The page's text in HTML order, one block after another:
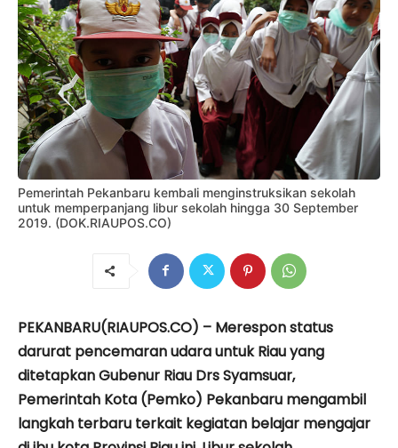
Pemerintah Pekanbaru kembali menginstruksikan sekolah
untuk memperpanjang libur sekolah hingga 30 September
2019. (DOK.RIAUPOS.CO)
PEKANBARU(RIAUPOS.CO) – Merespon status
darurat pencemaran udara untuk Riau yang
ditetapkan Gubenur Riau Drs Syamsuar,
Pemerintah Kota (Pemko) Pekanbaru mengambil
langkah terbaru terkait kegiatan belajar mengajar